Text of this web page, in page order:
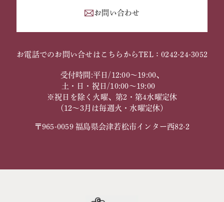
お問い合わせ
お電話でのお問い合せはこちらからTEL：0242-24-3052
受付時間:平日/12:00～19:00、
土・日・祝日/10:00～19:00
※祝日を除く火曜、第2・第4水曜定休
（12～3月は毎週火・水曜定休）
〒965-0059 福島県会津若松市インター西82-2